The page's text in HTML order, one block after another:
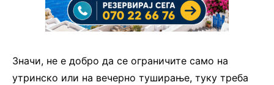
Значи, не е добро да се ограничите само на
утринско или на вечерно туширање, туку треба